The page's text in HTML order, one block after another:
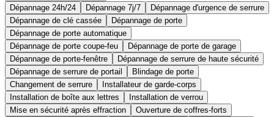
Dépannage 24h/24
Dépannage 7j/7
Dépannage d'urgence de serrure
Dépannage de clé cassée
Dépannage de porte
Dépannage de porte automatique
Dépannage de porte coupe-feu
Dépannage de porte de garage
Dépannage de porte-fenêtre
Dépannage de serrure de haute sécurité
Dépannage de serrure de portail
Blindage de porte
Changement de serrure
Installateur de garde-corps
Installation de boîte aux lettres
Installation de verrou
Mise en sécurité après effraction
Ouverture de coffres-forts